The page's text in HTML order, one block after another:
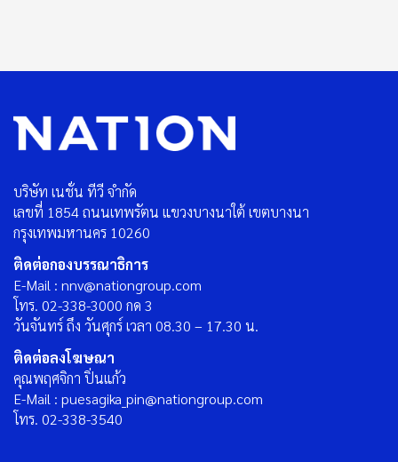
บริษัท เนชั่น ทีวี จำกัด
เลขที่ 1854 ถนนเทพรัตน แขวงบางนาใต้ เขตบางนา
กรุงเทพมหานคร 10260
ติดต่อกองบรรณาธิการ
E-Mail : nnv@nationgroup.com
โทร. 02-338-3000 กด 3
วันจันทร์ ถึง วันศุกร์ เวลา 08.30 – 17.30 น.
ติดต่อลงโฆษณา
คุณพฤศจิกา ปิ่นแก้ว
E-Mail : puesagika_pin@nationgroup.com
โทร. 02-338-3540